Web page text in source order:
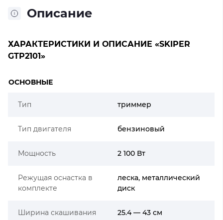
Описание
ХАРАКТЕРИСТИКИ И ОПИСАНИЕ «SKIPER
GTP2101»
ОСНОВНЫЕ
Тип триммер
Тип двигателя бензиновый
Мощность 2 100 Вт
Режущая оснастка в
комплекте
леска, металлический
диск
Ширина скашивания 25.4 — 43 см